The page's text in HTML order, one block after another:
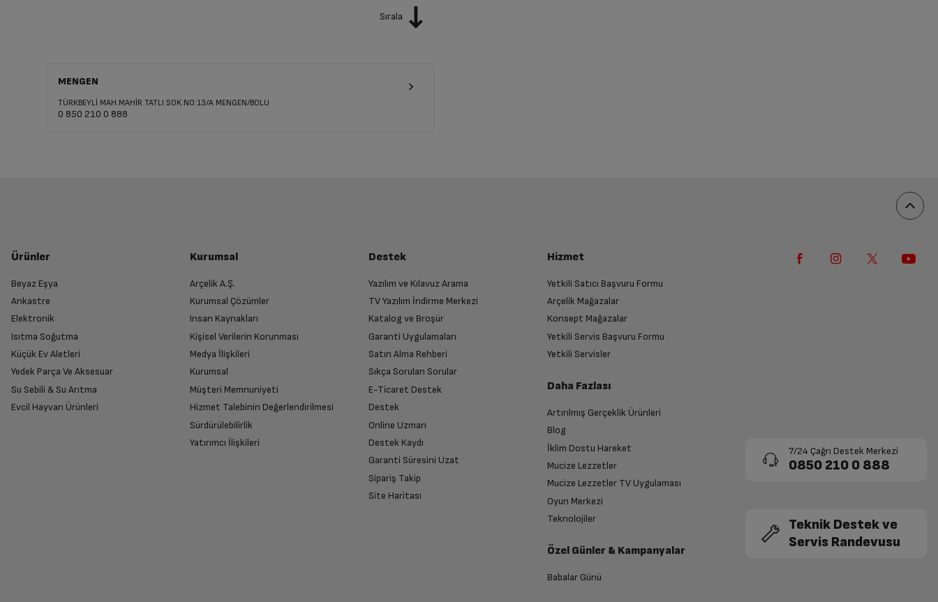
Sırala
MENGEN
TÜRKBEYLİ MAH.MAHİR TATLI SOK.NO:13/A MENGEN/BOLU
0 850 210 0 888
Ürünler
Beyaz Eşya
Ankastre
Elektronik
Isıtma Soğutma
Küçük Ev Aletleri
Yedek Parça Ve Aksesuar
Su Sebili & Su Arıtma
Evcil Hayvan Ürünleri
Kurumsal
Arçelik A.Ş.
Kurumsal Çözümler
Insan Kaynakları
Kişisel Verilerin Korunması
Medya İlişkileri
Kurumsal
Müşteri Memnuniyeti
Hizmet Talebinin Değerlendirilmesi
Sürdürülebilirlik
Yatırımcı İlişkileri
Destek
Yazılım ve Kılavuz Arama
TV Yazılım İndirme Merkezi
Katalog ve Broşür
Garanti Uygulamaları
Satın Alma Rehberi
Sıkça Sorulan Sorular
E-Ticaret Destek
Destek
Online Uzman
Destek Kaydı
Garanti Süresini Uzat
Sipariş Takip
Site Haritası
Hizmet
Yetkili Satıcı Başvuru Formu
Arçelik Mağazalar
Konsept Mağazalar
Yetkili Servis Başvuru Formu
Yetkili Servisler
Daha Fazlası
Artırılmış Gerçeklik Ürünleri
Blog
İklim Dostu Hareket
Mucize Lezzetler
Mucize Lezzetler TV Uygulaması
Oyun Merkezi
Teknolojiler
Özel Günler & Kampanyalar
Babalar Günü
7/24 Çağrı Destek Merkezi
0850 210 0 888
Teknik Destek ve
Servis Randevusu